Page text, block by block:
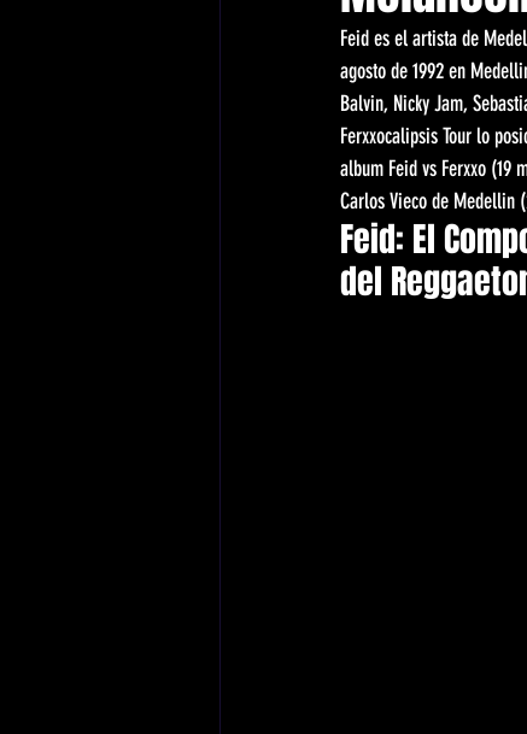
Feid es el artista de
agosto de 1992 en
Balvin, Nicky Jam,
Ferxxocalipsis Tour lo
album Feid vs Ferxxo (19
Carlos Vieco de Medellin
Feid: El
del